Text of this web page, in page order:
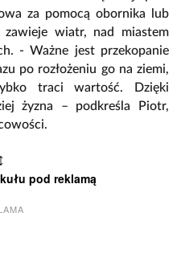
za pomocą obornika lub
wiatr, nad miastem
- Ważne jest przekopanie
po rozłożeniu go na ziemi,
traci wartość. Dzięki
żyzna – podkreśla Piotr,
pod reklamą